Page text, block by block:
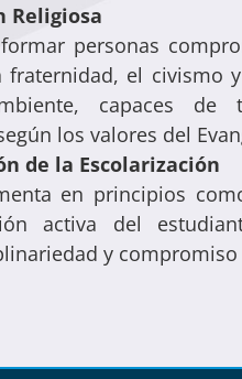
Religiosa
personas
fraternidad, el civismo
capaces de
los valores del
de la Escolarización
en principios
activa del
y compromiso